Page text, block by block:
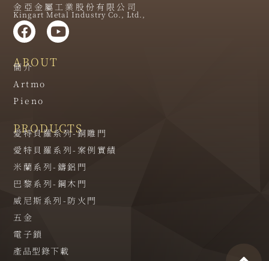
金亞金屬工業股份有限公司
Kingart Metal Industry Co., Ltd.,
ABOUT
簡介
Artmo
Pieno
PRODUCTS
愛特貝羅系列-銅雕門
愛特貝羅系列-案例實績
米蘭系列-鑄鋁門
巴黎系列-鋼木門
威尼斯系列-防火門
五金
電子鎖
產品型錄下載